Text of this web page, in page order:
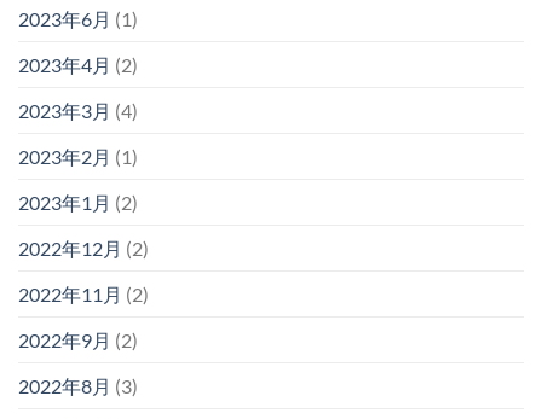
2023年6月 (1)
2023年4月 (2)
2023年3月 (4)
2023年2月 (1)
2023年1月 (2)
2022年12月 (2)
2022年11月 (2)
2022年9月 (2)
2022年8月 (3)